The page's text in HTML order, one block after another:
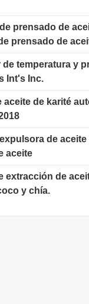
prensado de
prensado de
de temperatura y
Int's Inc.
aceite de karité
de
aceite
extracción de
y chía.